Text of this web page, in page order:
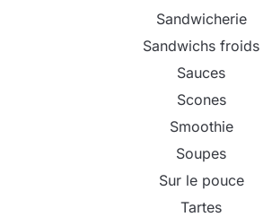
Sandwicherie
Sandwichs froids
Sauces
Scones
Smoothie
Soupes
Sur le pouce
Tartes